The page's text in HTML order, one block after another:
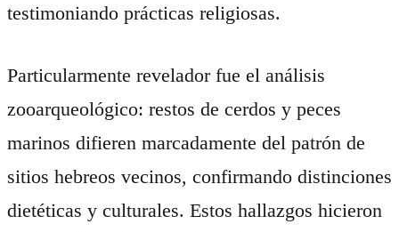
testimoniando prácticas religiosas.
Particularmente revelador fue el análisis
zooarqueológico: restos de cerdos y peces
marinos difieren marcadamente del patrón de
sitios hebreos vecinos, confirmando distinciones
dietéticas y culturales. Estos hallazgos hicieron